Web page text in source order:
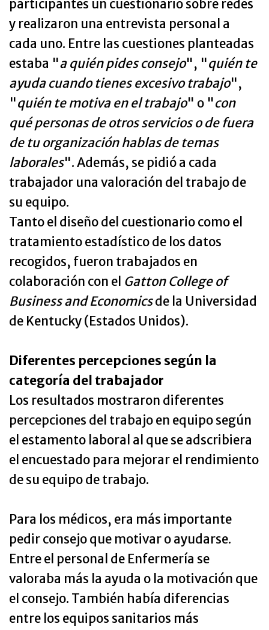
participantes un cuestionario sobre redes
y realizaron una entrevista personal a
cada uno. Entre las cuestiones planteadas
estaba "a quién pides consejo", "quién te
ayuda cuando tienes excesivo trabajo",
"quién te motiva en el trabajo" o "con
qué personas de otros servicios o de fuera
de tu organización hablas de temas
laborales". Además, se pidió a cada
trabajador una valoración del trabajo de
su equipo.
Tanto el diseño del cuestionario como el
tratamiento estadístico de los datos
recogidos, fueron trabajados en
colaboración con el Gatton College of
Business and Economicsde la Universidad
de Kentucky (Estados Unidos).
Diferentes percepciones según la
categoría del trabajador
Los resultados mostraron diferentes
percepciones del trabajo en equipo según
el estamento laboral al que se adscribiera
el encuestado para mejorar el rendimiento
de su equipo de trabajo.
Para los médicos, era más importante
pedir consejo que motivar o ayudarse.
Entre el personal de Enfermería se
valoraba más la ayuda o la motivación que
el consejo. También había diferencias
entre los equipos sanitarios más